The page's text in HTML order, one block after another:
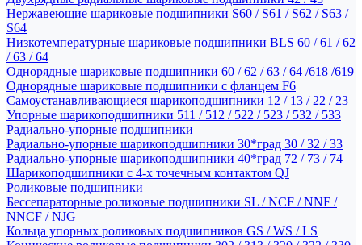
Нержавеющие шариковые подшипники S60 / S61 / S62 / S63 /
S64
Низкотемпературные шариковые подшипники BLS 60 / 61 / 62
/ 63 / 64
Однорядные шариковые подшипники 60 / 62 / 63 / 64 /618 /619
Однорядные шариковые подшипники с фланцем F6
Самоустанавливающиеся шарикоподшипники 12 / 13 / 22 / 23
Упорные шарикоподшипники 511 / 512 / 522 / 523 / 532 / 533
Радиально-упорные подшипники
Радиально-упорные шарикоподшипники 30*град 30 / 32 / 33
Радиально-упорные шарикоподшипники 40*град 72 / 73 / 74
Шарикоподшипники с 4-х точечным контактом QJ
Роликовые подшипники
Бессепараторные роликовые подшипники SL / NCF / NNF /
NNCF / NJG
Кольца упорных роликовых подшипников GS / WS / LS